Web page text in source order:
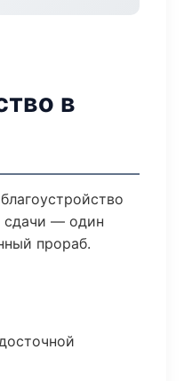
в
сдачи — один
прораб.